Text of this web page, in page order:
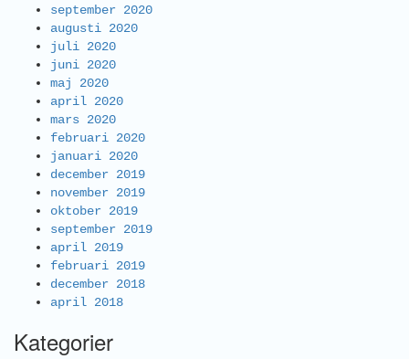
september 2020
augusti 2020
juli 2020
juni 2020
maj 2020
april 2020
mars 2020
februari 2020
januari 2020
december 2019
november 2019
oktober 2019
september 2019
april 2019
februari 2019
december 2018
april 2018
Kategorier